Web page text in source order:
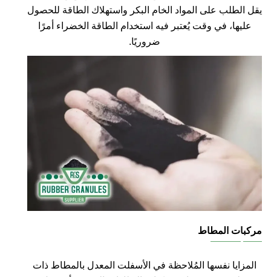
يقل الطلب على المواد الخام البكر واستهلاك الطاقة للحصول
عليها، في وقت يُعتبر فيه استخدام الطاقة الخضراء أمرًا
ضروريًا.
مركبات المطاط
المزايا نفسها المُلاحظة في الأسفلت المعدل بالمطاط ذات